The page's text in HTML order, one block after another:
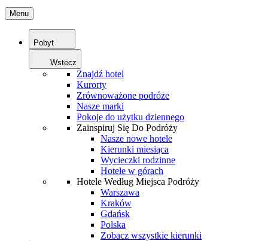
Menu
Pobyt
Wstecz
Znajdź hotel
Kurorty
Zrównoważone podróże
Nasze marki
Pokoje do użytku dziennego
Zainspiruj Się Do Podróży
Nasze nowe hotele
Kierunki miesiąca
Wycieczki rodzinne
Hotele w górach
Hotele Według Miejsca Podróży
Warszawa
Kraków
Gdańsk
Polska
Zobacz wszystkie kierunki